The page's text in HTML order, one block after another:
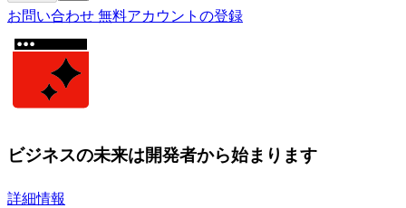
お問い合わせ 無料アカウントの登録
ビジネスの未来は開発者から始まります
詳細情報